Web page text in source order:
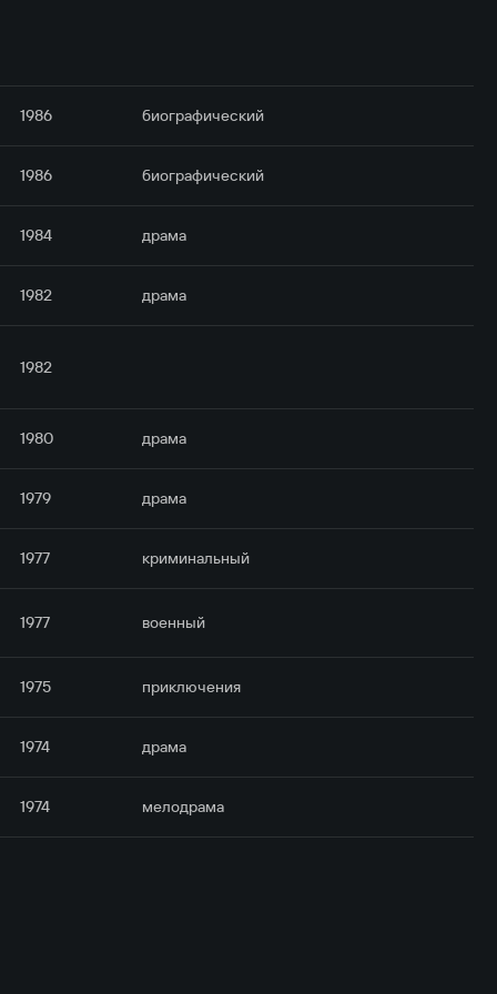
1986 биографический
1986 биографический
1984 драма
1982 драма
1982
1980 драма
1979 драма
1977 криминальный
1977 военный
1975 приключе­ния
1974 драма
1974 мелодрама